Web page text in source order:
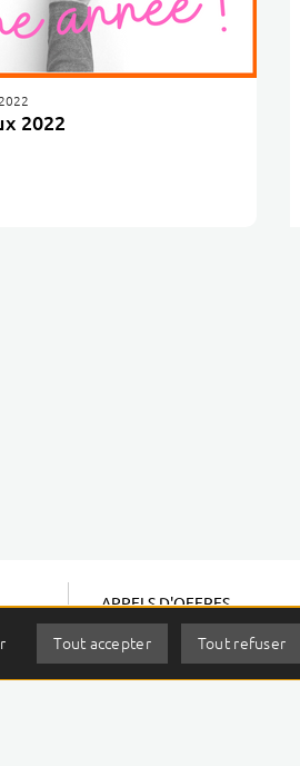
2022
APPELS D'OFFRES
CONTACT
Tout accepter Tout refuser